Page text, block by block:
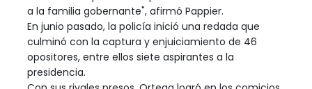
a la familia gobernante", afirmó Pappier.
En junio pasado, la policía inició una redada que
culminó con la captura y enjuiciamiento de 46
opositores, entre ellos siete aspirantes a la
presidencia.